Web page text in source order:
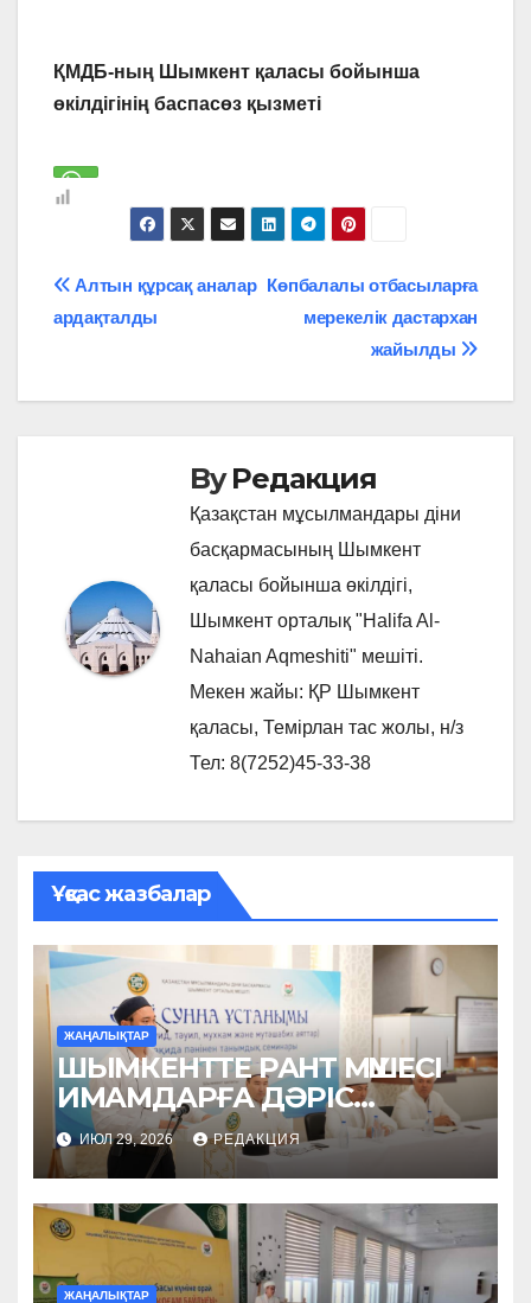
ҚМДБ-ның Шымкент қаласы бойынша
өкілдігінің баспасөз қызметі
Навигация
по
записям
Көпбалалы отбасыларға
мерекелік дастархан
жайылды
Алтын құрсақ аналар
ардақталды
ByРедакция
Қазақстан мұсылмандары діни
басқармасының Шымкент
қаласы бойынша өкілдігі,
Шымкент орталық "Halifa Al-
Nahaian Aqmeshiti" мешіті.
Мекен жайы: ҚР Шымкент
қаласы, Темірлан тас жолы, н/з
Тел: 8(7252)45-33-38
Ұқсас жазбалар
ЖАҢАЛЫҚТАР
ШЫМКЕНТТЕ РАНТ МҮШЕСІ
ИМАМДАРҒА ДӘРІС
ОҚЫДЫ
ИЮЛ 29, 2026 РЕДАКЦИЯ
ЖАҢАЛЫҚТАР